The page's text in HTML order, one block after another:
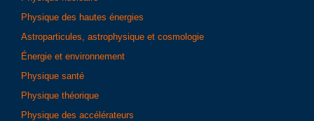
Physique des hautes énergies
Astroparticules, astrophysique et cosmologie
Énergie et environnement
Physique santé
Physique théorique
Physique des accélérateurs